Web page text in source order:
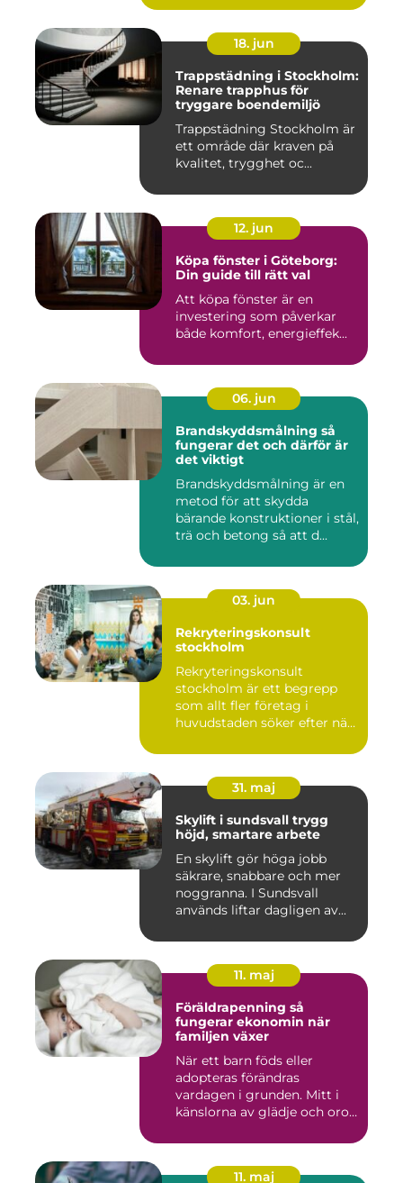
18. jun
Trappstädning i Stockholm:
Renare trapphus för
tryggare boendemiljö
Trappstädning Stockholm är
ett område där kraven på
kvalitet, trygghet oc...
12. jun
Köpa fönster i Göteborg:
Din guide till rätt val
Att köpa fönster är en
investering som påverkar
både komfort, energieffek...
06. jun
Brandskyddsmålning så
fungerar det och därför är
det viktigt
Brandskyddsmålning är en
metod för att skydda
bärande konstruktioner i stål,
trä och betong så att d...
03. jun
Rekryteringskonsult
stockholm
Rekryteringskonsult
stockholm är ett begrepp
som allt fler företag i
huvudstaden söker efter när
31. maj
Skylift i sundsvall trygg
höjd, smartare arbete
En skylift gör höga jobb
säkrare, snabbare och mer
noggranna. I Sundsvall
används liftar dagligen av...
11. maj
Föräldrapenning så
fungerar ekonomin när
familjen växer
När ett barn föds eller
adopteras förändras
vardagen i grunden. Mitt i
känslorna av glädje och oro
11. maj